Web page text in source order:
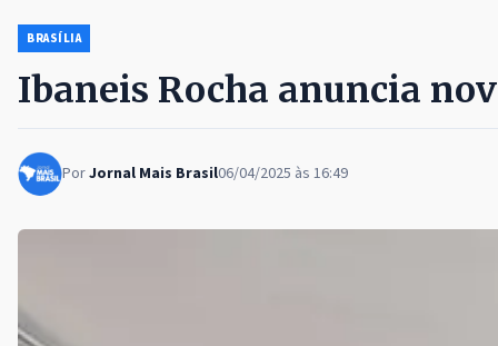
BRASÍLIA
Ibaneis Rocha anuncia
PorJornal Mais Brasil06/04/2025 às 16:49